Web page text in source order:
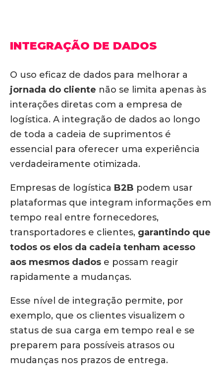
INTEGRAÇÃO DE DADOS
O uso eficaz de dados para melhorar a
jornada do cliente não se limita apenas às
interações diretas com a empresa de
logística. A integração de dados ao longo
de toda a cadeia de suprimentos é
essencial para oferecer uma experiência
verdadeiramente otimizada.
Empresas de logística B2B podem usar
plataformas que integram informações em
tempo real entre fornecedores,
transportadores e clientes, garantindo que
todos os elos da cadeia tenham acesso
aos mesmos dados e possam reagir
rapidamente a mudanças.
Esse nível de integração permite, por
exemplo, que os clientes visualizem o
status de sua carga em tempo real e se
preparem para possíveis atrasos ou
mudanças nos prazos de entrega.